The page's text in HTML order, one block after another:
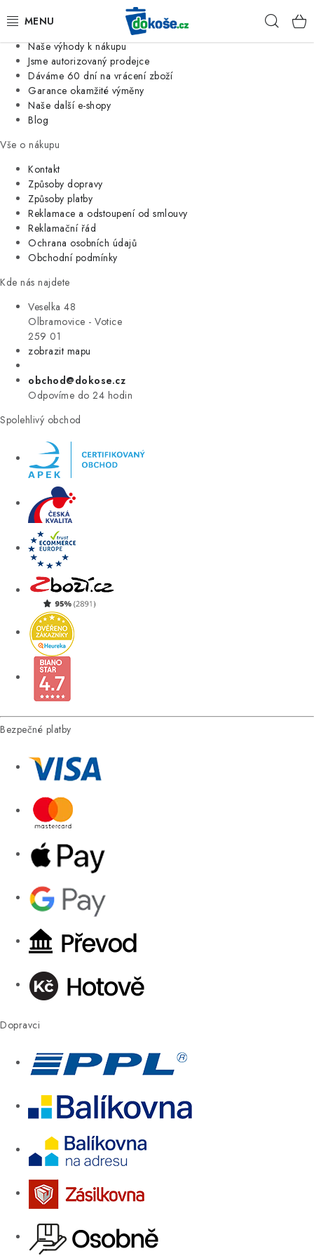
Jsme tradiční česká firma
Naše výhody k nákupu
Jsme autorizovaný prodejce
Dáváme 60 dní na vrácení zboží
Garance okamžité výměny
Naše další e-shopy
Blog
Vše o nákupu
Kontakt
Způsoby dopravy
Způsoby platby
Reklamace a odstoupení od smlouvy
Reklamační řád
Ochrana osobních údajů
Obchodní podmínky
Kde nás najdete
Veselka 48
Olbramovice - Votice
259 01
zobrazit mapu
obchod@dokose.cz
Odpovíme do 24 hodin
Spolehlivý obchod
Bezpečné platby
Dopravci
KOŠE
SÁČKY
KUCHYNĚ
ORGANIZACE
DOMÁCNOST
ÚKLID
VÝPRODEJ
ZNAČKY
Úvod Kontakt Blog
Moje objednávka